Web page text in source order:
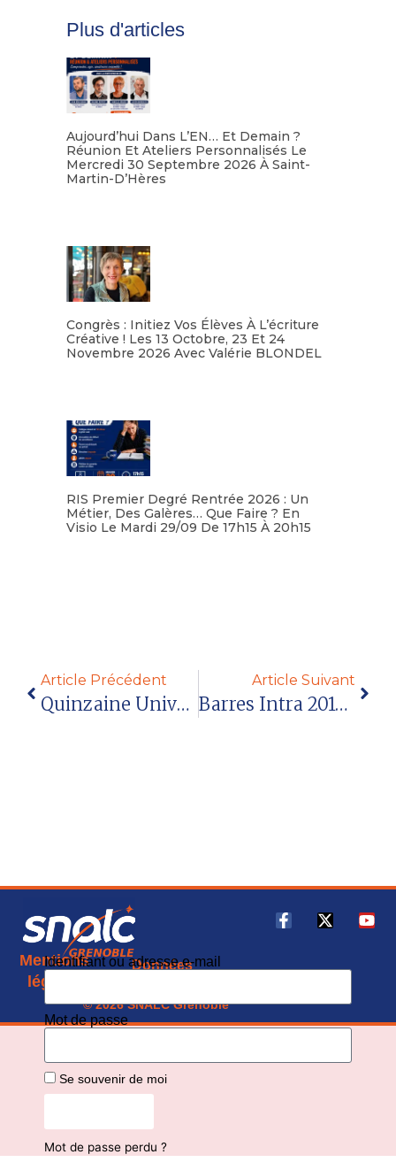
Plus d'articles
Aujourd’hui Dans L’EN… Et Demain ?
Réunion Et Ateliers Personnalisés Le
Mercredi 30 Septembre 2026 À Saint-
Martin-D’Hères
Congrès : Initiez Vos Élèves À L’écriture
Créative ! Les 13 Octobre, 23 Et 24
Novembre 2026 Avec Valérie BLONDEL
RIS Premier Degré Rentrée 2026 : Un
Métier, Des Galères… Que Faire ? En
Visio Le Mardi 29/09 De 17h15 À 20h15
Article Précédent
Quinzaine Universitaire Octobre 2018
Article Suivant
Barres Intra 2018 (article Réservé Aux Adhérents)
Mentions
légales
Données
© 2026 SNALC Grenoble
Identifiant ou adresse e-mail
Mot de passe
Se souvenir de moi
Mot de passe perdu ?